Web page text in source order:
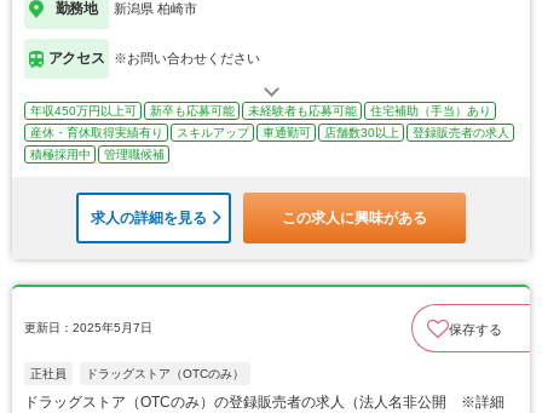
勤務地 新潟県 柏崎市
アクセス ※お問い合わせください
年収450万円以上可 新卒も応募可能 未経験者も応募可能
住宅補助（手当）あり
産休・育休取得実績有り
スキルアップ 車通勤可 店舗数30以上
登録販売者の求人
積極採用中
管理職候補
求人の詳細を見る この求人に興味がある
更新日：2025年5月7日 保存する
正社員 ドラッグストア（OTCのみ）
ドラッグストア（OTCのみ）の登録販売者の求人（法人名非公開 ※詳細